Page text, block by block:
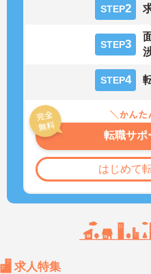
STEP2
STEP3
STEP4
転職サポ
はじめて
求人特集